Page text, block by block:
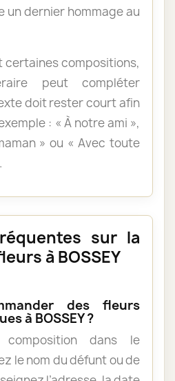
un dernier hommage au
certaines compositions,
peut compléter
doit rester court afin
: « À notre ami »,
» ou « Avec toute
sur la
à BOSSEY
des fleurs
à BOSSEY ?
composition dans le
le nom du défunt ou de